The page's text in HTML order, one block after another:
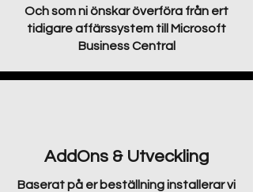
Och som ni önskar överföra från ert
tidigare affärssystem till Microsoft
Business Central
AddOns & Utveckling
Baserat på er beställning installerar vi